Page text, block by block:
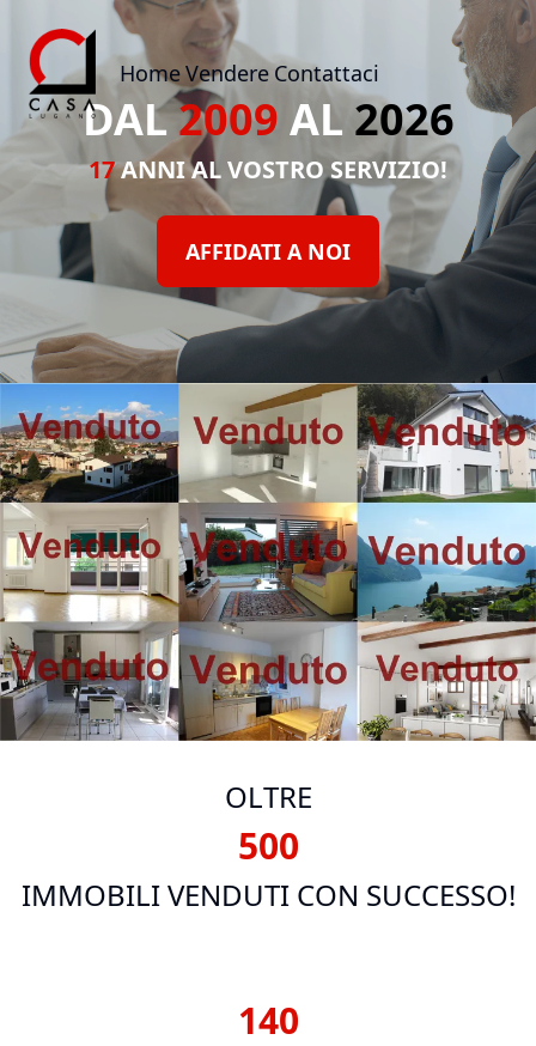
HomeVendereContattaci
DAL2009 AL 2026
17ANNI AL VOSTRO SERVIZIO!
AFFIDATI A NOI
OLTRE
500
IMMOBILI VENDUTI CON SUCCESSO!
147